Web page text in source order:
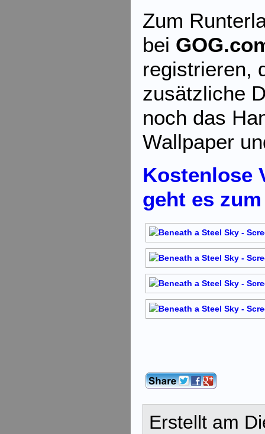
Zum
bei
registrieren,
zusätzliche
noch das
Wallpaper
Kostenlose
geht es
Erstellt am